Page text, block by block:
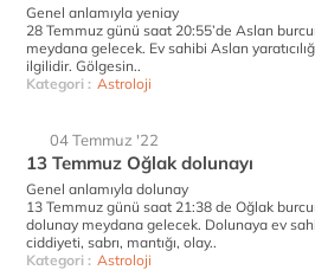
Genel anlamıyla yeniay
28 Temmuz günü saat 20:55’de Aslan
meydana gelecek. Ev sahibi Aslan
ilgilidir. Gölgesin..
Kategori : Astroloji
04 Temmuz '22
13 Temmuz Oğlak dolunayı
Genel anlamıyla dolunay
13 Temmuz günü saat 21:38 de Oğlak
dolunay meydana gelecek. Dolunaya ev
ciddiyeti, sabrı, mantığı, olay..
Kategori : Astroloji